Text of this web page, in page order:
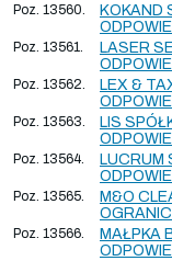
Poz. 13560.
KOKAND
Poz. 13561.
LASER
Poz. 13562.
LEX &
Poz. 13563.
LIS
Poz. 13564.
LUCRUM
Poz. 13565.
M&O
Poz. 13566.
MAŁPKA